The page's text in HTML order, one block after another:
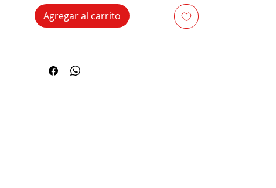
Número de parte: 35012
Tipo:Retén radial de aceite
y proteger contra la entrada de polvo,
Agregar al carrito